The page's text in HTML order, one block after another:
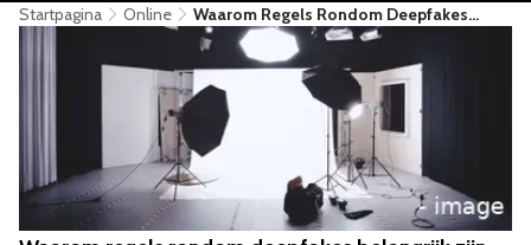
Startpagina Online
Waarom Regels Rondom Deepfakes
Belangrijk Zijn